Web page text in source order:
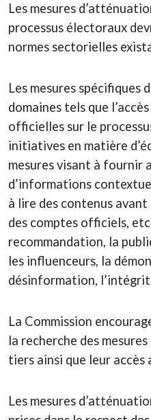
Les mesures
processus électoraux
normes sectorielles
Les mesures spécifiques
domaines tels que
officielles sur le
initiatives en matière
mesures visant à fournir
d’informations
à lire des contenus
des comptes officiels,
recommandation, la
les influenceurs, la
désinformation,
La Commission
la recherche des
tiers ainsi que leur accès
Les mesures